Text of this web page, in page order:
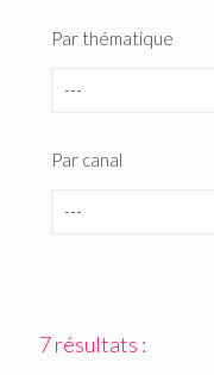
Par thématique
Par canal
7 résultats :